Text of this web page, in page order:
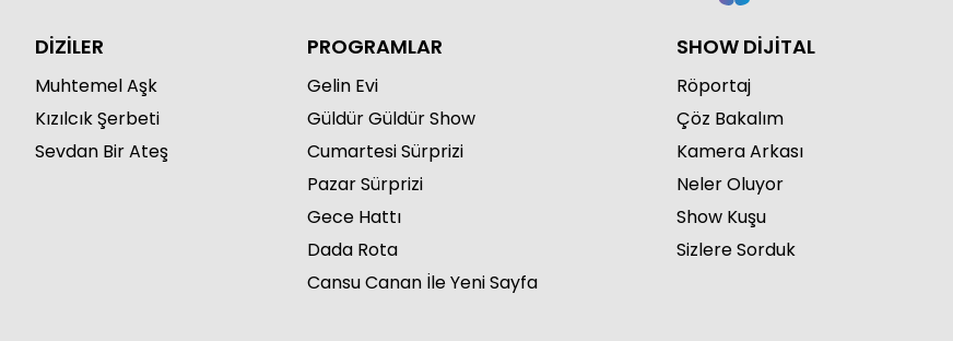
DİZİLER
Muhtemel Aşk
Kızılcık Şerbeti
Sevdan Bir Ateş
PROGRAMLAR
Gelin Evi
Güldür Güldür Show
Cumartesi Sürprizi
Pazar Sürprizi
Gece Hattı
Dada Rota
Cansu Canan İle Yeni Sayfa
SHOW DİJİTAL
Röportaj
Çöz Bakalım
Kamera Arkası
Neler Oluyor
Show Kuşu
Sizlere Sorduk